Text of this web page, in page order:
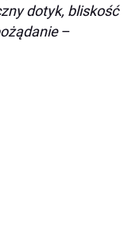
dotyk, bliskość
–